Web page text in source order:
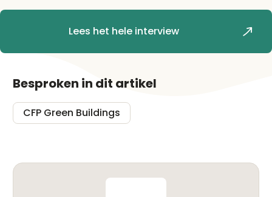
Lees het hele interview
Besproken in dit artikel
CFP Green Buildings